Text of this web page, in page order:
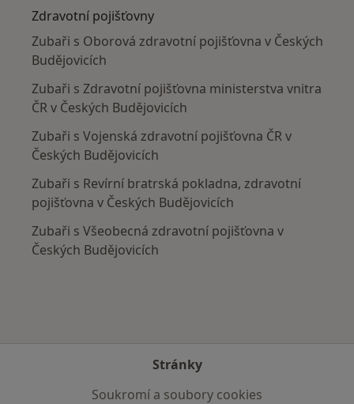
Zdravotní pojišťovny
Zubaři s Oborová zdravotní pojišťovna v Českých
Budějovicích
Zubaři s Zdravotní pojišťovna ministerstva vnitra
ČR v Českých Budějovicích
Zubaři s Vojenská zdravotní pojišťovna ČR v
Českých Budějovicích
Zubaři s Revírní bratrská pokladna, zdravotní
pojišťovna v Českých Budějovicích
Zubaři s Všeobecná zdravotní pojišťovna v
Českých Budějovicích
Stránky
Soukromí a soubory cookies